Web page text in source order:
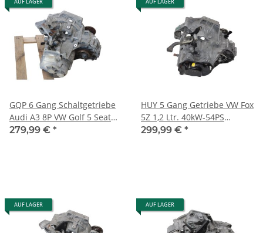
GQP 6 Gang Schaltgetriebe
Audi A3 8P VW Golf 5 Seat
Leon 98Tkm JXR-JCN-GLB
279,99 € *
HUY 5 Gang Getriebe VW Fox
5Z 1,2 Ltr. 40kW-54PS
151.000km Schaltgetriebe
299,99 € *
AUF LAGER AUF LAGER